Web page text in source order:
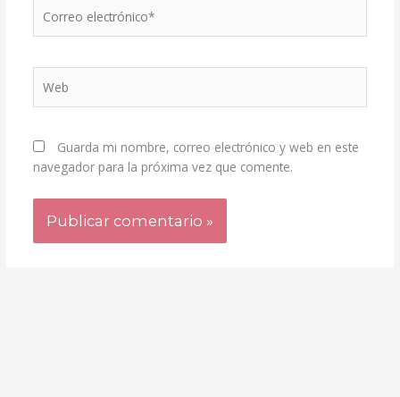
electrónico*
Guarda mi nombre, correo electrónico y web en este
navegador para la próxima vez que comente.